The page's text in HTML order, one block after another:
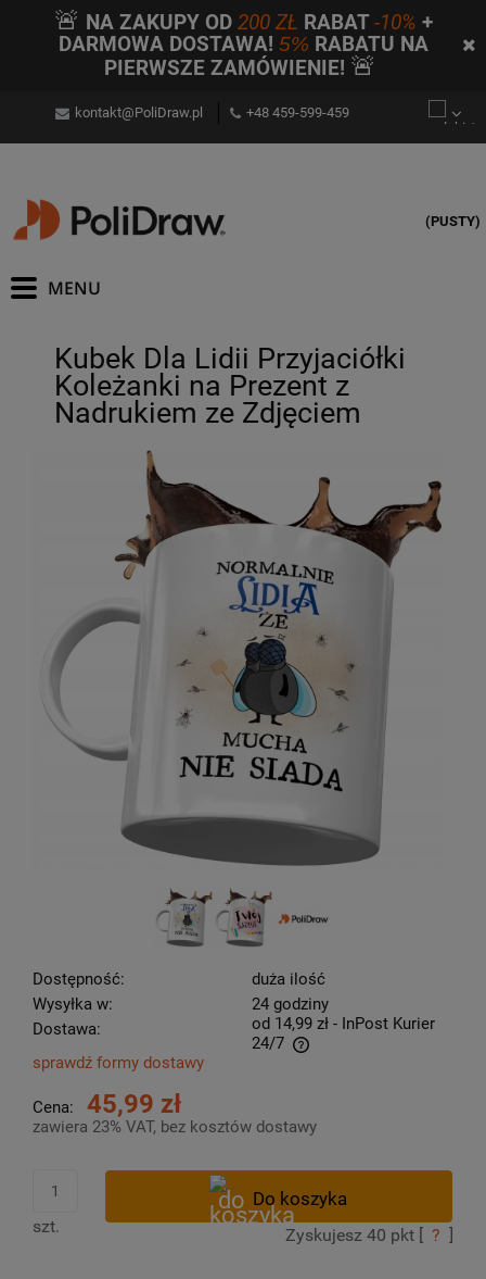
🚨 NA ZAKUPY OD200 ZŁ RABAT-10% +
DARMOWA DOSTAWA! 5% RABATU NA
PIERWSZE ZAMÓWIENIE! 🚨
kontakt@PoliDraw.pl +48 459-599-459
(PUSTY)
Kubek Dla Lidii Przyjaciółki
Koleżanki na Prezent z
Nadrukiem ze Zdjęciem
Dostępność:
duża ilość
Wysyłka w:
24 godziny
Dostawa:
od 14,99 zł - InPost Kurier
24/7
Cena nie zawiera ewentualnych kosztów płatności
sprawdź formy dostawy
Cena: 45,99 zł
zawiera 23% VAT, bez kosztów dostawy
szt. Zyskujesz 40 pkt [ ? ]